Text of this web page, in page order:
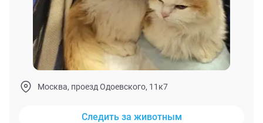
Москва, проезд Одоевского, 11к7
Следить за животным